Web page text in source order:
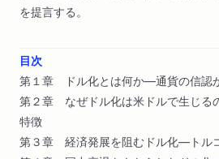
を提言する。
目次
第１章 ドル化とは何か―通貨の信認
第２章 なぜドル化は米ドルで生じる
特徴
第３章 経済発展を阻むドル化―トル